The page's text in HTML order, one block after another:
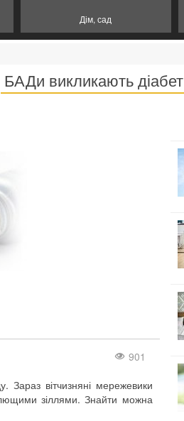
Дім, сад
БАДи викликають діабет
901
Зараз вітчизняні мережевики
зіллями. Знайти можна